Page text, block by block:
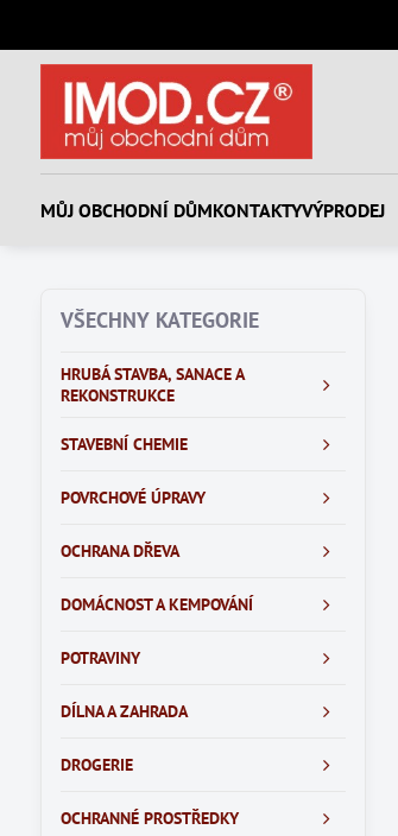
MŮJ OBCHODNÍ DŮMKONTAKTYVÝPRODEJ
VŠECHNY KATEGORIE
HRUBÁ STAVBA, SANACE A
REKONSTRUKCE
STAVEBNÍ CHEMIE
POVRCHOVÉ ÚPRAVY
OCHRANA DŘEVA
DOMÁCNOST A KEMPOVÁNÍ
POTRAVINY
DÍLNA A ZAHRADA
DROGERIE
OCHRANNÉ PROSTŘEDKY